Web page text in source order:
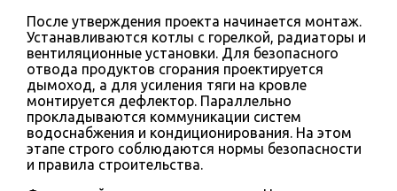
После утверждения проекта начинается монтаж.
Устанавливаются котлы с горелкой, радиаторы и
вентиляционные установки. Для безопасного
отвода продуктов сгорания проектируется
дымоход, а для усиления тяги на кровле
монтируется дефлектор. Параллельно
прокладываются коммуникации систем
водоснабжения и кондиционирования. На этом
этапе строго соблюдаются нормы безопасности
и правила строительства.